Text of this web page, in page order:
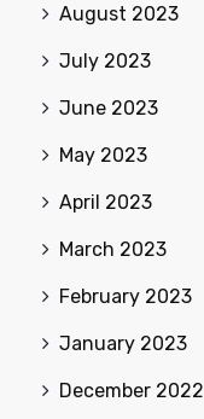
August 2023
July 2023
June 2023
May 2023
April 2023
March 2023
February 2023
January 2023
December 2022